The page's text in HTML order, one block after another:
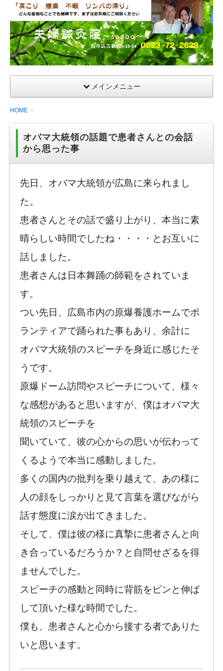
夫
婦
鍼
灸
院
メインメニュー
HOME
オバマ大統領の話題で患者さんとの会話
から思った事
先日、オバマ大統領が広島に来られまし
た。
患者さんとその話で盛り上がり、本当に素
晴らしい時間でしたね・・・・とお互いに
話しました。
患者さんは日本舞踊の師範をされていま
す。
つい先日、広島市内の原爆養護ホームでボ
ランティアで踊られた事もあり、余計に
オバマ大統領のスピーチを身近に感じたそ
うです。
原爆ドーム訪問やスピーチについて、様々
な感想があると思いますが、僕はオバマ大
統領のスピーチを
聞いていて、彼の心からの思いが伝わって
くるようで本当に感動しました。
多くの国内の批判を乗り越えて、あの様に
人の顔をしっかりと見て言葉を選びながら
話す態度に涙が出てきました。
そして、僕は彼の様に真摯に患者さんと向
き合っているだろうか？と自問せざるを得
ませんでした。
スピーチの感動と同時に背筋をピンと伸ば
して頂いた様な時間でした。
僕も、患者さんと心から接する者でありた
いと思います。